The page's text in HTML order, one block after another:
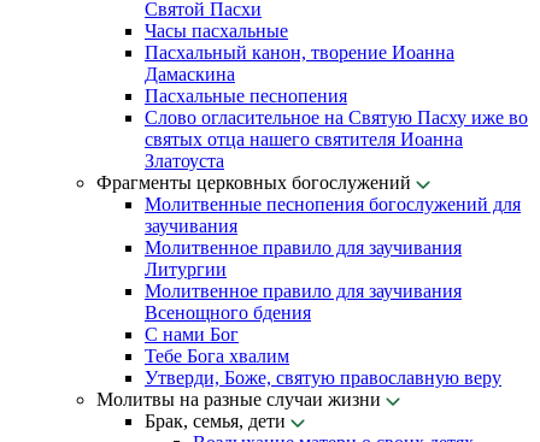
Святой Пасхи
Часы пасхальные
Пасхальный канон, творение Иоанна
Дамаскина
Пасхальные песнопения
Слово огласительное на Святую Пасху иже во
святых отца нашего святителя Иоанна
Златоуста
Фрагменты церковных богослужений
Молитвенные песнопения богослужений для
заучивания
Молитвенное правило для заучивания
Литургии
Молитвенное правило для заучивания
Всенощного бдения
С нами Бог
Тебе Бога хвалим
Утверди, Боже, святую православную веру
Молитвы на разные случаи жизни
Брак, семья, дети